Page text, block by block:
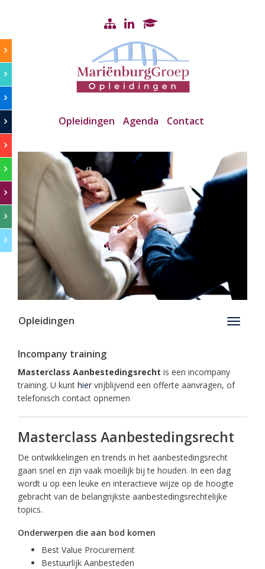
Opleidingen Agenda Contact
Toggle
Opleidingen
Incompany training
Masterclass Aanbestedingsrecht is een incompany
training. U kunt hiervrijblijvend een offerte aanvragen, of
telefonisch contact opnemen
Masterclass Aanbestedingsrecht
De ontwikkelingen en trends in het aanbestedingsrecht
gaan snel en zijn vaak moeilijk bij te houden. In een dag
wordt u op een leuke en interactieve wijze op de hoogte
gebracht van de belangrijkste aanbestedingsrechtelijke
topics.
Onderwerpen die aan bod komen
Best Value Procurement
Bestuurlijk Aanbesteden